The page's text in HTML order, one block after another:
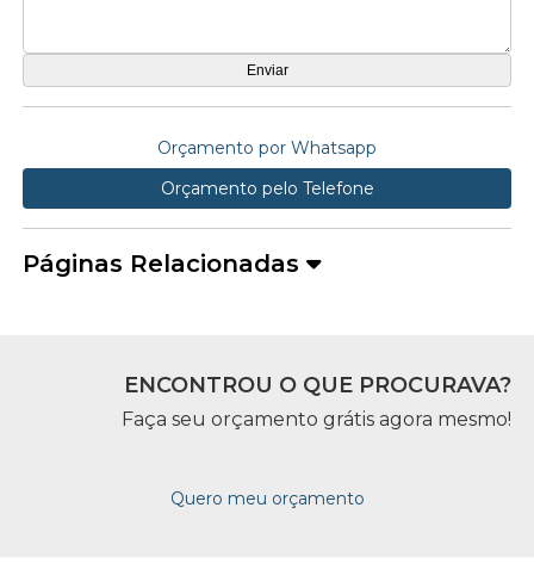
Orçamento por Whatsapp
Orçamento pelo Telefone
Páginas Relacionadas
ENCONTROU O QUE PROCURAVA?
Faça seu orçamento grátis agora mesmo!
Quero meu orçamento